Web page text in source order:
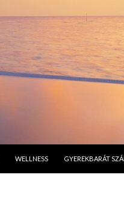
WELLNESS GYEREKBARÁT